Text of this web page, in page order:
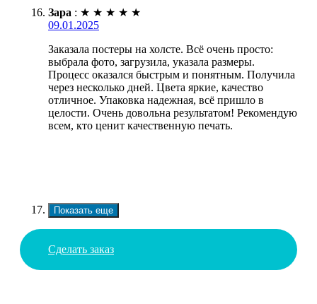
Зара : ★ ★ ★ ★ ★
09.01.2025
Заказала постеры на холсте. Всё очень просто:
выбрала фото, загрузила, указала размеры.
Процесс оказался быстрым и понятным. Получила
через несколько дней. Цвета яркие, качество
отличное. Упаковка надежная, всё пришло в
целости. Очень довольна результатом! Рекомендую
всем, кто ценит качественную печать.
Показать еще
Сделать заказ